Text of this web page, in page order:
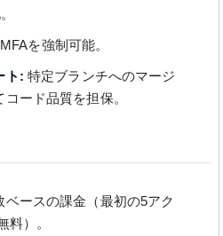
を強制可能。
ト: 特定ブランチへのマージ
ード品質を担保。
ースの課金（最初の5アク
料）。